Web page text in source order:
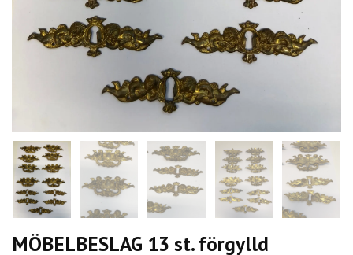
MÖBELBESLAG 13 st. förgylld